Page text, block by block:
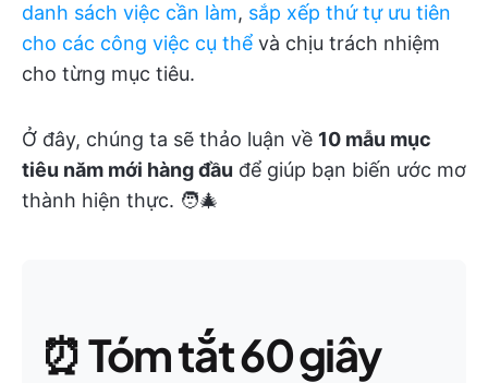
danh sách việc cần làm, sắp xếp thứ tự ưu tiên
cho các công việc cụ thể và chịu trách nhiệm
cho từng mục tiêu.
Ở đây, chúng ta sẽ thảo luận về 10 mẫu mục
tiêu năm mới hàng đầu để giúp bạn biến ước mơ
thành hiện thực. 🧑‍🎄
⏰Tóm tắt 60 giây